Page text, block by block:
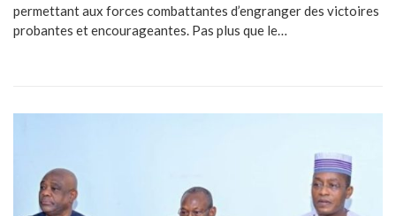
permettant aux forces combattantes d’engranger des victoires
probantes et encourageantes. Pas plus que le…